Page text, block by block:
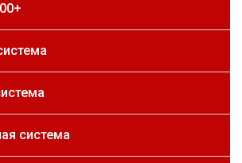
система